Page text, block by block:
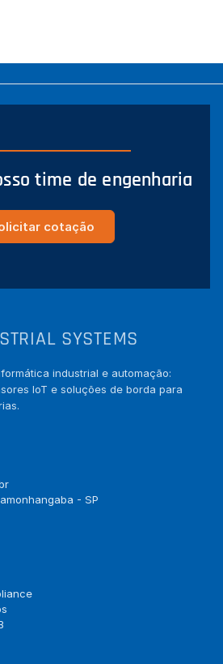
time de engenharia
cotação
SYSTEMS
industrial e automação:
IoT e soluções de borda para
- SP